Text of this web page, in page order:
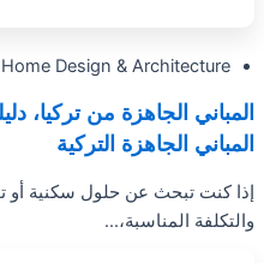
Home Design & Architecture
المباني الجاهزة من تركيا،
المباني الجاهزة التركية
إذا كنت تبحث عن حلول سكنية أو
والتكلفة المناسبة،...